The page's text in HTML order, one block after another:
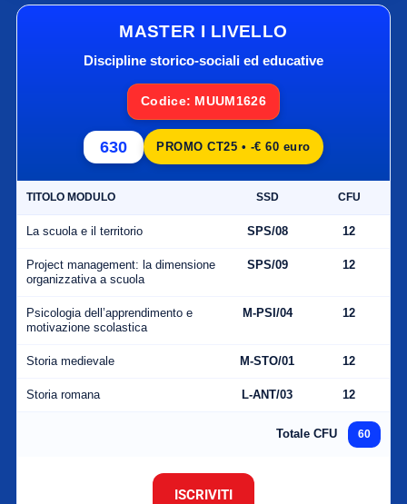
MASTER I LIVELLO
Discipline storico-sociali ed educative
Codice: MUUM1626
630 PROMO CT25 • -€ 60 euro
TITOLO MODULO SSD CFU
La scuola e il territorio SPS/08 12
Project management: la dimensione
organizzativa a scuola
SPS/09 12
Psicologia dell’apprendimento e
motivazione scolastica
M-PSI/04 12
Storia medievale M-STO/01 12
Storia romana L-ANT/03 12
Totale CFU 60
ISCRIVITI